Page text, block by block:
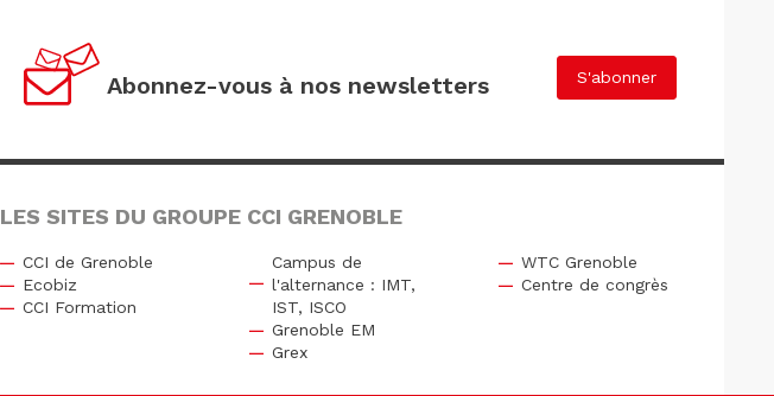
Abonnez-vous à nos newsletters S'abonner
LES SITES DU GROUPE CCI GRENOBLE
CCI de Grenoble
Ecobiz
CCI Formation
Campus de
l'alternance : IMT,
IST, ISCO
Grenoble EM
Grex
WTC Grenoble
Centre de congrès